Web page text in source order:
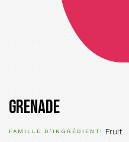
Grenade
FAMILLE D’INGRÉDIENT Fruit